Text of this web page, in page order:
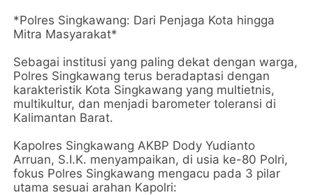
*Polres Singkawang: Dari Penjaga Kota hingga
Mitra Masyarakat*
Sebagai institusi yang paling dekat dengan warga,
Polres Singkawang terus beradaptasi dengan
karakteristik Kota Singkawang yang multietnis,
multikultur, dan menjadi barometer toleransi di
Kalimantan Barat.
Kapolres Singkawang AKBP Dody Yudianto
Arruan, S.I.K. menyampaikan, di usia ke-80 Polri,
fokus Polres Singkawang mengacu pada 3 pilar
utama sesuai arahan Kapolri: